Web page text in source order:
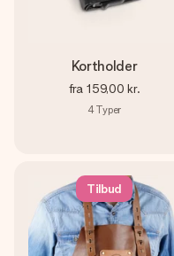
Kortholder
fra 159,00 kr.
4Typer
Tilbud